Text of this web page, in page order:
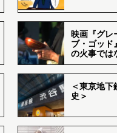
映画『グレ
ブ・ゴッド
の火事では
＜東京地下
史＞